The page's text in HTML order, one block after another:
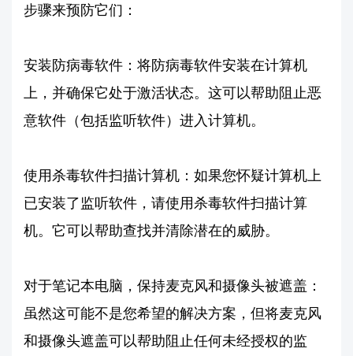
步骤来预防它们：
安装防病毒软件：将防病毒软件安装在计算机
上，并确保它处于激活状态。这可以帮助阻止恶
意软件（包括监听软件）进入计算机。
使用杀毒软件扫描计算机：如果您怀疑计算机上
已安装了监听软件，请使用杀毒软件扫描计算
机。它可以帮助查找并清除潜在的威胁。
对于笔记本电脑，保持麦克风和摄像头被遮盖：
虽然这可能不是您希望的解决方案，但将麦克风
和摄像头遮盖可以帮助阻止任何未经授权的监